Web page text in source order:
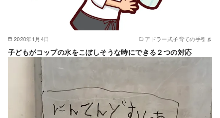
2020年1月4日 アドラー式子育ての手引き
子どもがコップの水をこぼしそうな時にできる２つの対応